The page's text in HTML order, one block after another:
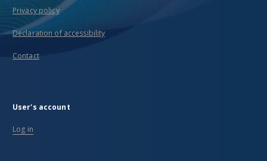
Privacy policy
Declaration of accessibility
Contact
User's account
Log in